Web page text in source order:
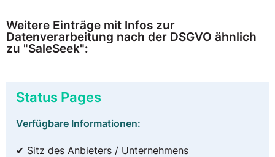
Weitere Einträge mit Infos zur
Datenverarbeitung nach der DSGVO ähnlich
zu "SaleSeek":
Status Pages
Verfügbare Informationen:
✔ Sitz des Anbieters / Unternehmens